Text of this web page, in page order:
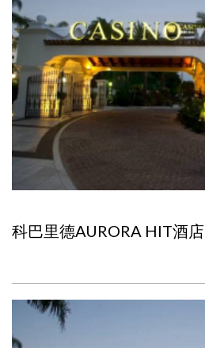
科巴里德AURORA HIT酒店